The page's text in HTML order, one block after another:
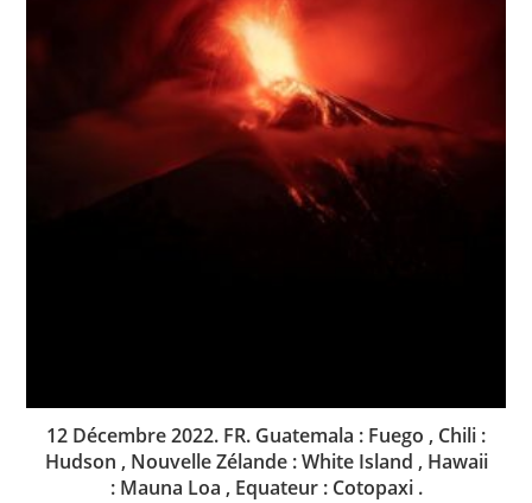
12 Décembre 2022. FR. Guatemala : Fuego , Chili :
Hudson , Nouvelle Zélande : White Island , Hawaii
: Mauna Loa , Equateur : Cotopaxi .